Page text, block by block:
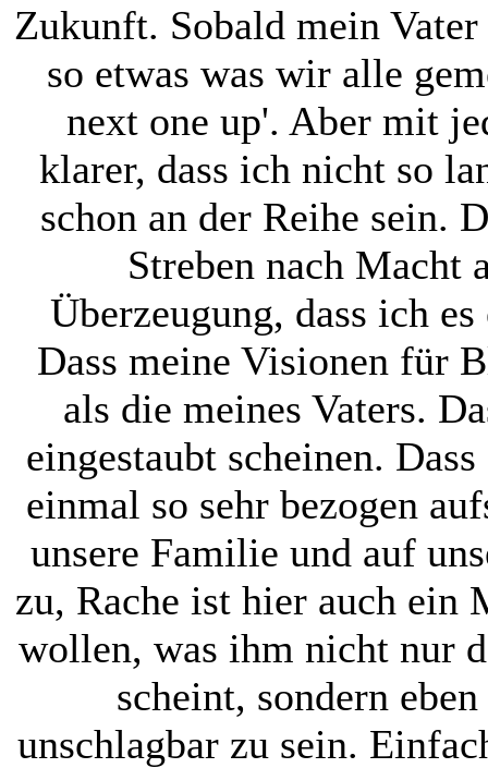
Board ist offiziell
eröffnet!
⟩⟩17.11.2024: Das
Board befindet sich
im Aufbau!
Zukunft. Sobald mein
so etwas was wir alle
next one up'. Aber mit
klarer, dass ich nicht so
schon an der Reihe sein.
Streben nach Macht
Überzeugung, dass ich
Dass meine Visionen für
als die meines Vaters.
eingestaubt scheinen.
einmal so sehr bezogen
unsere Familie und auf
zu, Rache ist hier auch ein
wollen, was ihm nicht nur
scheint, sondern
unschlagbar zu sein.